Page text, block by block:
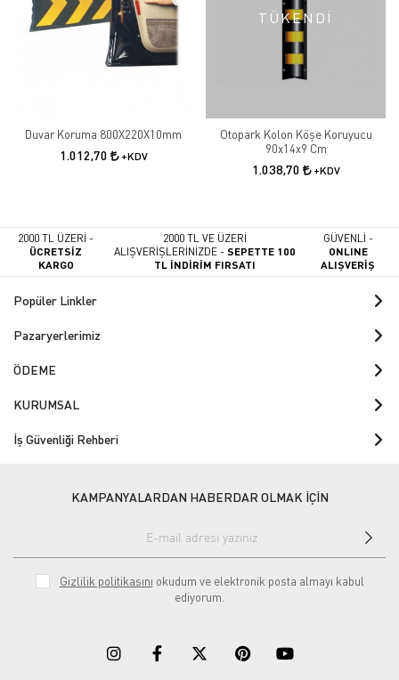
Duvar Koruma 800X220X10mm
1.012,70 +KDV
TÜKENDİ
Otopark Kolon Köşe Koruyucu
90x14x9 Cm
1.038,70 +KDV
2000 TL ÜZERİ -
ÜCRETSİZ
KARGO
2000 TL VE ÜZERİ
ALIŞVERİŞLERİNİZDE -SEPETTE 100
TL İNDİRİM FIRSATI
GÜVENLİ -
ONLINE
ALIŞVERİŞ
Popüler Linkler
Pazaryerlerimiz
ÖDEME
KURUMSAL
İş Güvenliği Rehberi
KAMPANYALARDAN HABERDAR OLMAK İÇİN
Gizlilik politikasını okudum ve elektronik posta almayı kabul
ediyorum.